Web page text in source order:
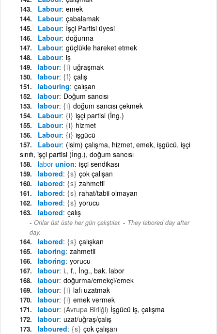
Labour emek
Labour çabalamak
Labour İşçi Partisi üyesi
Labour doğurma
Labour güçlükle hareket etmek
Labour iş
labour {i} uğraşmak
labour {f} çalış
labouring çalışan
labour Doğum sancısı
labour {i} doğum sancısı çekmek
Labour {i} işçi partisi (İng.)
Labour {i} hizmet
Labour {i} işgücü
Labour (isim) çalışma, hizmet, emek, işgücü, işçi
sınıfı, işçi partisi (İng.), doğum sancısı
labor union işçi sendikası
labored {s} çok çalışan
labored {s} zahmetli
labored {s} rahat/tabii olmayan
labored {s} yorucu
labored çalış
Onlar üst üste her gün çalıştılar. - They labored day after
day.
labored {s} çalışkan
laboring zahmetli
laboring yorucu
labour i., f., İng., bak. labor
labour doğurma/emekçi/emek
labour {i} lafı uzatmak
labour {i} emek vermek
labour (Avrupa Birliği) İşgücü iş, çalışma
labour uzat/uğraş/çalış
laboured {s} çok çalışan